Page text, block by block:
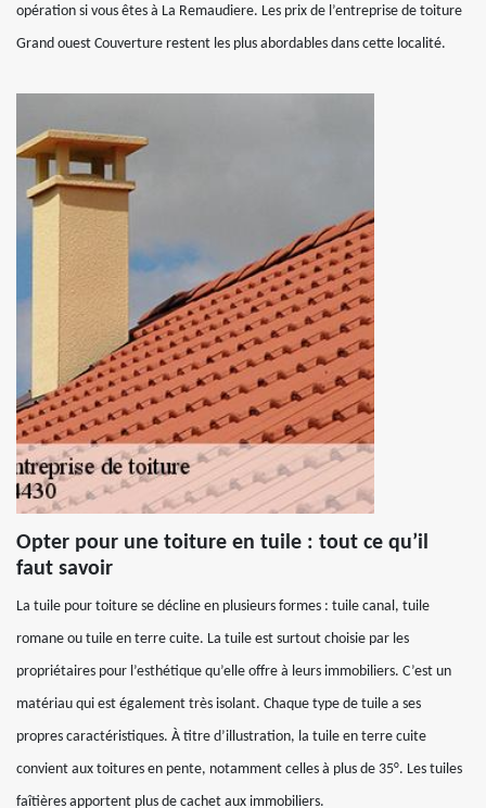
opération si vous êtes à La Remaudiere. Les prix de l’entreprise de toiture
Grand ouest Couverture restent les plus abordables dans cette localité.
Opter pour une toiture en tuile : tout ce qu’il
faut savoir
La tuile pour toiture se décline en plusieurs formes : tuile canal, tuile
romane ou tuile en terre cuite. La tuile est surtout choisie par les
propriétaires pour l’esthétique qu’elle offre à leurs immobiliers. C’est un
matériau qui est également très isolant. Chaque type de tuile a ses
propres caractéristiques. À titre d’illustration, la tuile en terre cuite
convient aux toitures en pente, notamment celles à plus de 35°. Les tuiles
faîtières apportent plus de cachet aux immobiliers.